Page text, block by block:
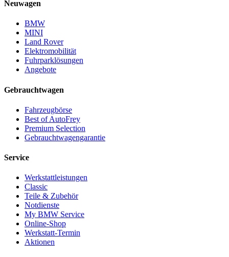
Neuwagen
BMW
MINI
Land Rover
Elektromobilität
Fuhrparklösungen
Angebote
Gebrauchtwagen
Fahrzeugbörse
Best of AutoFrey
Premium Selection
Gebrauchtwagengarantie
Service
Werkstattleistungen
Classic
Teile & Zubehör
Notdienste
My BMW Service
Online-Shop
Werkstatt-Termin
Aktionen